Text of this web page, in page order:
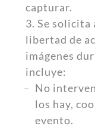
capturar.
3. Se solicita
libertad de
imágenes
incluye:
No
los hay,
evento.